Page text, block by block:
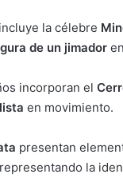
incluye la célebre
de un jimador
incorporan el
en movimiento.
presentan
la